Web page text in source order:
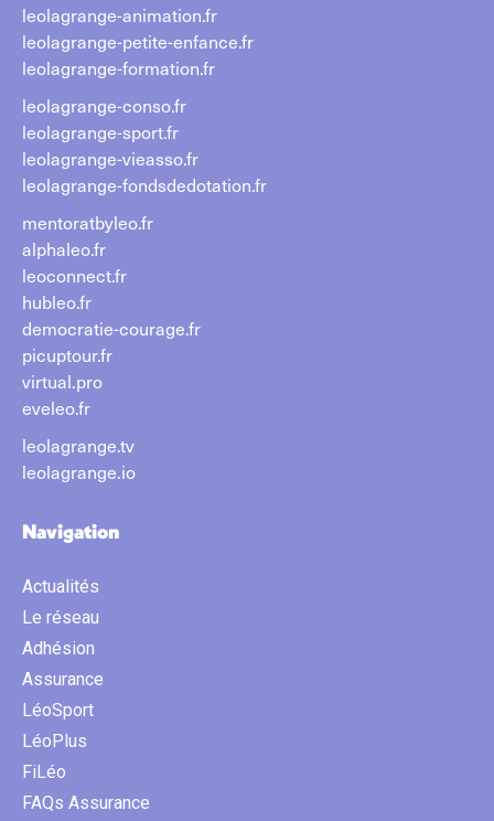
leolagrange-animation.fr
leolagrange-petite-enfance.fr
leolagrange-formation.fr
leolagrange-conso.fr
leolagrange-sport.fr
leolagrange-vieasso.fr
leolagrange-fondsdedotation.fr
mentoratbyleo.fr
alphaleo.fr
leoconnect.fr
hubleo.fr
democratie-courage.fr
picuptour.fr
virtual.pro
eveleo.fr
leolagrange.tv
leolagrange.io
Navigation
Actualités
Le réseau
Adhésion
Assurance
LéoSport
LéoPlus
FiLéo
FAQs Assurance